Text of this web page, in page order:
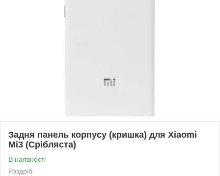
Задня панель корпусу (кришка) для Xiaomi
Mi3 (Срібляста)
В наявності
Роздріб